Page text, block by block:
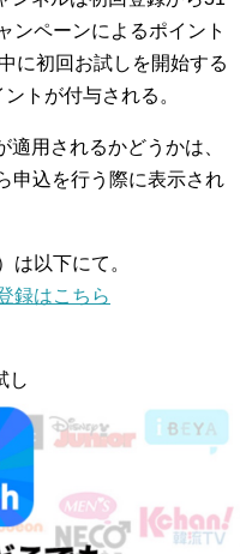
ンペーンによるポイント
に初回お試しを開始する
トが付与される。
用されるかどうかは、
申込を行う際に表示され
は以下にて。
録はこちら
し